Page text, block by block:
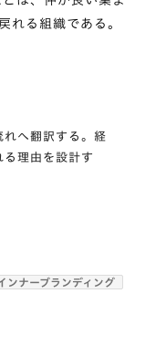
れる組織である。
れへ翻訳する。経
理由を設計す
ンナーブランディング